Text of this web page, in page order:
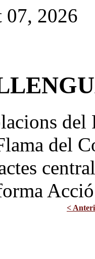
07, 2026
del
del
<